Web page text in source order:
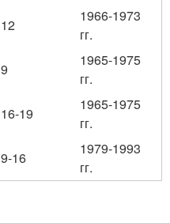
12
1966-1973
гг.
9
1965-1975
гг.
16-19
1965-1975
гг.
9-16
1979-1993
гг.